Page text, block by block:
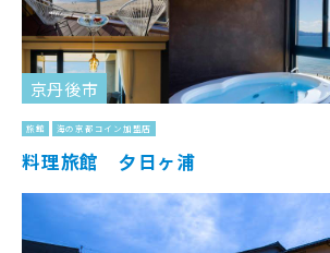
京丹後市
旅館 海の京都コイン加盟店
料理旅館 夕日ヶ浦